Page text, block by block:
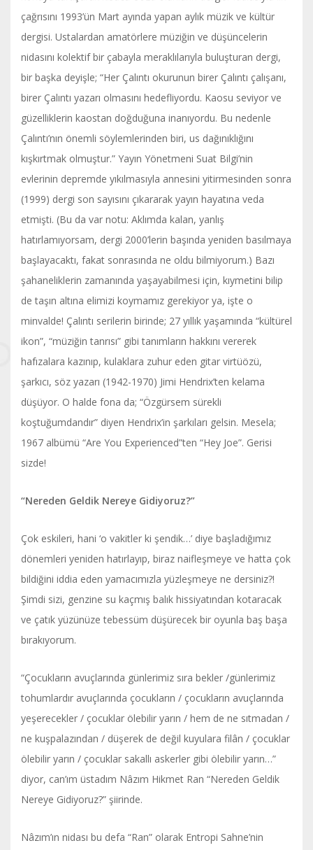
çağrısını 1993’ün Mart ayında yapan aylık müzik ve kültür
dergisi. Ustalardan amatörlere müziğin ve düşüncelerin
nidasını kolektif bir çabayla meraklılarıyla buluşturan dergi,
bir başka deyişle; “Her Çalıntı okurunun birer Çalıntı çalışanı,
birer Çalıntı yazarı olmasını hedefliyordu. Kaosu seviyor ve
güzelliklerin kaostan doğduğuna inanıyordu. Bu nedenle
Çalıntı’nın önemli söylemlerinden biri, us dağınıklığını
kışkırtmak olmuştur.” Yayın Yönetmeni Suat Bilgi’nin
evlerinin depremde yıkılmasıyla annesini yitirmesinden sonra
(1999) dergi son sayısını çıkararak yayın hayatına veda
etmişti. (Bu da var notu: Aklımda kalan, yanlış
hatırlamıyorsam, dergi 2000’lerin başında yeniden basılmaya
başlayacaktı, fakat sonrasında ne oldu bilmiyorum.) Bazı
şahaneliklerin zamanında yaşayabilmesi için, kıymetini bilip
de taşın altına elimizi koymamız gerekiyor ya, işte o
minvalde! Çalıntı serilerin birinde; 27 yıllık yaşamında “kültürel
ikon”, “müziğin tanrısı” gibi tanımların hakkını vererek
hafızalara kazınıp, kulaklara zuhur eden gitar virtüözü,
şarkıcı, söz yazarı (1942-1970) Jimi Hendrix’ten kelama
düşüyor. O halde fona da; “Özgürsem sürekli
koştuğumdandır” diyen Hendrix’in şarkıları gelsin. Mesela;
1967 albümü “Are You Experienced”ten “Hey Joe”. Gerisi
sizde!
“Nereden Geldik Nereye Gidiyoruz?”
Çok eskileri, hani ‘o vakitler ki şendik…’ diye başladığımız
dönemleri yeniden hatırlayıp, biraz naifleşmeye ve hatta çok
bildiğini iddia eden yamacımızla yüzleşmeye ne dersiniz?!
Şimdi sizi, genzine su kaçmış balık hissiyatından kotaracak
ve çatık yüzünüze tebessüm düşürecek bir oyunla baş başa
bırakıyorum.
“Çocukların avuçlarında günlerimiz sıra bekler /günlerimiz
tohumlardır avuçlarında çocukların / çocukların avuçlarında
yeşerecekler / çocuklar ölebilir yarın / hem de ne sıtmadan /
ne kuşpalazından / düşerek de değil kuyulara filân / çocuklar
ölebilir yarın / çocuklar sakallı askerler gibi ölebilir yarın…”
diyor, can’ım üstadım Nâzım Hikmet Ran “Nereden Geldik
Nereye Gidiyoruz?” şiirinde.
Nâzım’ın nidası bu defa “Ran” olarak Entropi Sahne’nin